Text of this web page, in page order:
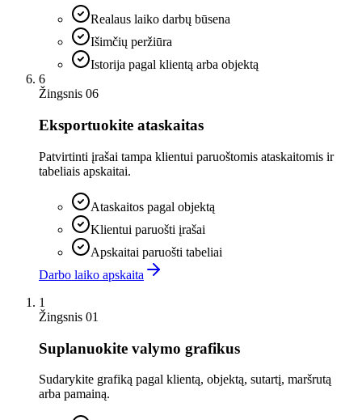
Realaus laiko darbų būsena
Išimčių peržiūra
Istorija pagal klientą arba objektą
6
Žingsnis 06
Eksportuokite ataskaitas
Patvirtinti įrašai tampa klientui paruoštomis ataskaitomis ir
tabeliais apskaitai.
Ataskaitos pagal objektą
Klientui paruošti įrašai
Apskaitai paruošti tabeliai
Darbo laiko apskaita
1
Žingsnis 01
Suplanuokite valymo grafikus
Sudarykite grafiką pagal klientą, objektą, sutartį, maršrutą
arba pamainą.